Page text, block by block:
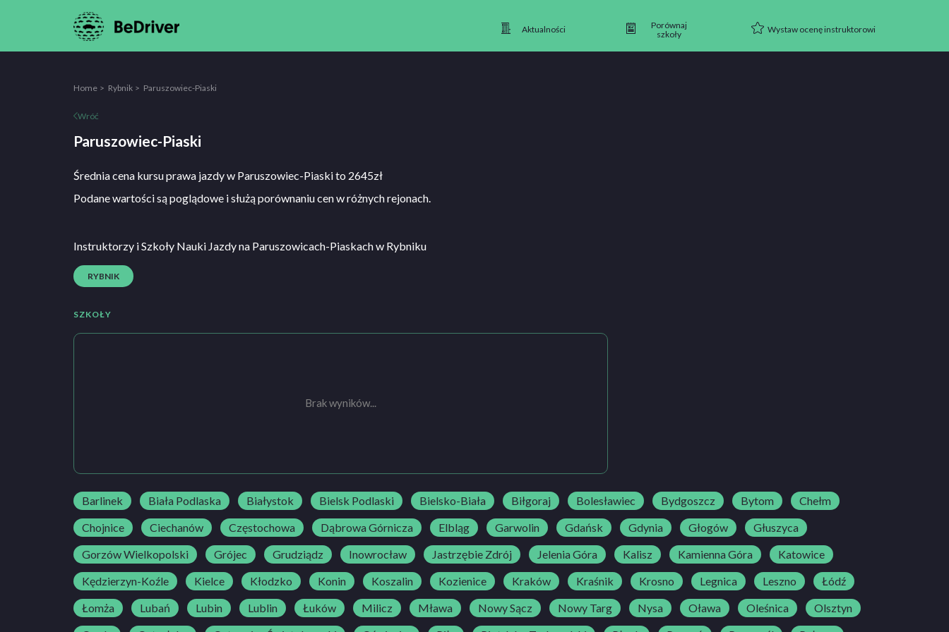
Aktualności
Porównaj
szkoły
Wystaw ocenę instruktorowi
Home Rybnik Paruszowiec-Piaski
Wróć
Paruszowiec-Piaski
Średnia cena kursu prawa jazdy w Paruszowiec-Piaski to 2645zł
Podane wartości są poglądowe i służą porównaniu cen w różnych rejonach.
Instruktorzy i Szkoły Nauki Jazdy na Paruszowicach-Piaskach w Rybniku
RYBNIK
SZKOŁY
Brak wyników...
Barlinek Biała Podlaska Białystok Bielsk Podlaski Bielsko-Biała Biłgoraj Bolesławiec Bydgoszcz Bytom
Chełm
Chojnice
Ciechanów Częstochowa Dąbrowa Górnicza Elbląg Garwolin Gdańsk Gdynia Głogów
Głuszyca
Gorzów Wielkopolski
Grójec Grudziądz Inowrocław Jastrzębie Zdrój Jelenia Góra Kalisz Kamienna Góra
Katowice
Kędzierzyn-Koźle
Kielce Kłodzko Konin Koszalin Kozienice Kraków Kraśnik Krosno Legnica Leszno
Łódź
Łomża
Lubań Lubin Lublin Łuków Milicz Mława Nowy Sącz Nowy Targ Nysa Oława Oleśnica
Olsztyn